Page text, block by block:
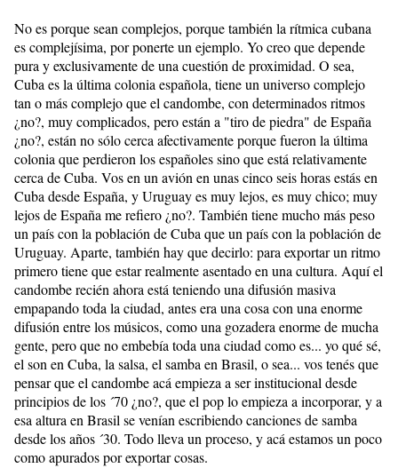
No es porque sean complejos, porque también la rítmica cubana
es complejísima, por ponerte un ejemplo. Yo creo que depende
pura y exclusivamente de una cuestión de proximidad. O sea,
Cuba es la última colonia española, tiene un universo complejo
tan o más complejo que el candombe, con determinados ritmos
¿no?, muy complicados, pero están a "tiro de piedra" de España
¿no?, están no sólo cerca afectivamente porque fueron la última
colonia que perdieron los españoles sino que está relativamente
cerca de Cuba. Vos en un avión en unas cinco seis horas estás en
Cuba desde España, y Uruguay es muy lejos, es muy chico; muy
lejos de España me refiero ¿no?. También tiene mucho más peso
un país con la población de Cuba que un país con la población de
Uruguay. Aparte, también hay que decirlo: para exportar un ritmo
primero tiene que estar realmente asentado en una cultura. Aquí el
candombe recién ahora está teniendo una difusión masiva
empapando toda la ciudad, antes era una cosa con una enorme
difusión entre los músicos, como una gozadera enorme de mucha
gente, pero que no embebía toda una ciudad como es... yo qué sé,
el son en Cuba, la salsa, el samba en Brasil, o sea... vos tenés que
pensar que el candombe acá empieza a ser institucional desde
principios de los ´70 ¿no?, que el pop lo empieza a incorporar, y a
esa altura en Brasil se venían escribiendo canciones de samba
desde los años ´30. Todo lleva un proceso, y acá estamos un poco
como apurados por exportar cosas.